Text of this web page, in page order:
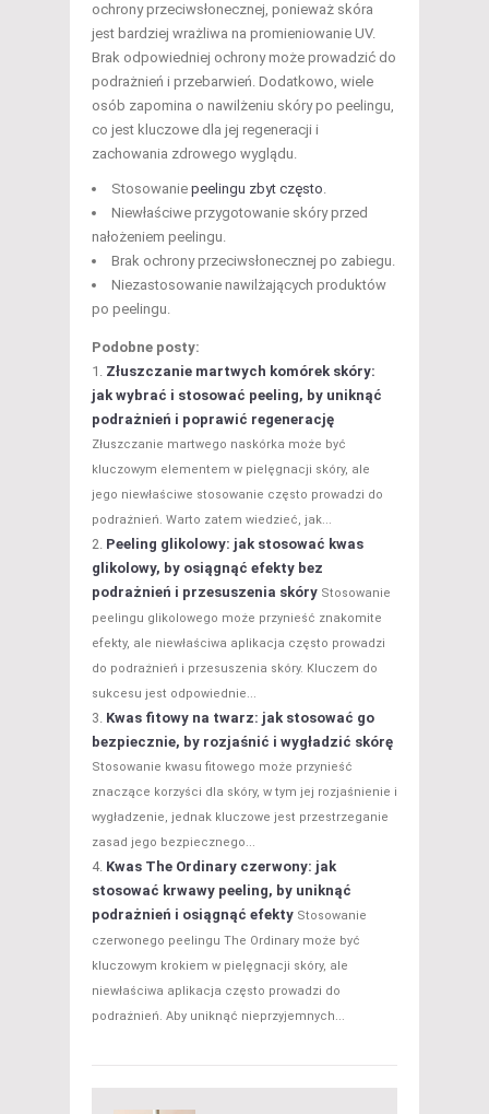
ochrony przeciwsłonecznej, ponieważ skóra
jest bardziej wrażliwa na promieniowanie UV.
Brak odpowiedniej ochrony może prowadzić do
podrażnień i przebarwień. Dodatkowo, wiele
osób zapomina o nawilżeniu skóry po peelingu,
co jest kluczowe dla jej regeneracji i
zachowania zdrowego wyglądu.
Stosowanie peelingu zbyt często.
Niewłaściwe przygotowanie skóry przed
nałożeniem peelingu.
Brak ochrony przeciwsłonecznej po zabiegu.
Niezastosowanie nawilżających produktów
po peelingu.
Podobne posty:
Złuszczanie martwych komórek skóry:
jak wybrać i stosować peeling, by uniknąć
podrażnień i poprawić regenerację
Złuszczanie martwego naskórka może być
kluczowym elementem w pielęgnacji skóry, ale
jego niewłaściwe stosowanie często prowadzi do
podrażnień. Warto zatem wiedzieć, jak...
Peeling glikolowy: jak stosować kwas
glikolowy, by osiągnąć efekty bez
podrażnień i przesuszenia skóry Stosowanie
peelingu glikolowego może przynieść znakomite
efekty, ale niewłaściwa aplikacja często prowadzi
do podrażnień i przesuszenia skóry. Kluczem do
sukcesu jest odpowiednie...
Kwas fitowy na twarz: jak stosować go
bezpiecznie, by rozjaśnić i wygładzić skórę
Stosowanie kwasu fitowego może przynieść
znaczące korzyści dla skóry, w tym jej rozjaśnienie i
wygładzenie, jednak kluczowe jest przestrzeganie
zasad jego bezpiecznego...
Kwas The Ordinary czerwony: jak
stosować krwawy peeling, by uniknąć
podrażnień i osiągnąć efekty Stosowanie
czerwonego peelingu The Ordinary może być
kluczowym krokiem w pielęgnacji skóry, ale
niewłaściwa aplikacja często prowadzi do
podrażnień. Aby uniknąć nieprzyjemnych...